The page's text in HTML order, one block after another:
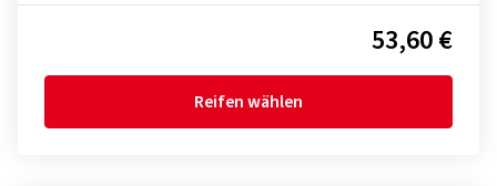
53,60 €
Reifen wählen